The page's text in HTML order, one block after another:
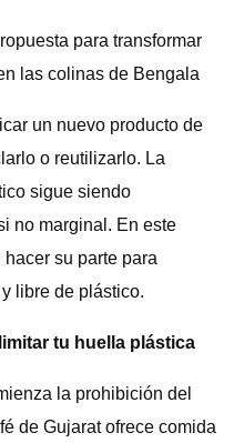
para transformar
las colinas de Bengala
un nuevo producto de
o reutilizarlo. La
sigue siendo
no marginal. En este
su parte para
libre de plástico.
tu huella plástica
la prohibición del
de Gujarat ofrece comida